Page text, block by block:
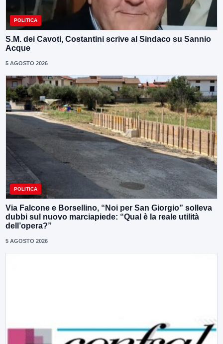
POLITICA
S.M. dei Cavoti, Costantini scrive al Sindaco su Sannio
Acque
5 AGOSTO 2026
POLITICA
Via Falcone e Borsellino, “Noi per San Giorgio” solleva
dubbi sul nuovo marciapiede: “Qual è la reale utilità
dell’opera?”
5 AGOSTO 2026